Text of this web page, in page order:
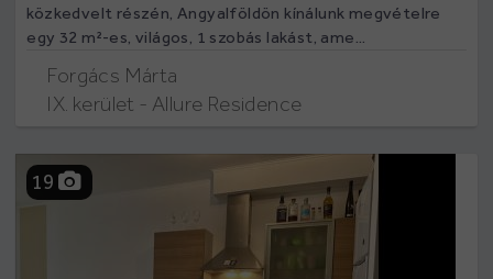
közkedvelt részén, Angyalföldön kínálunk megvételre
egy 32 m²-es, világos, 1 szobás lakást, ame...
Forgács Márta
IX. kerület - Allure Residence
19